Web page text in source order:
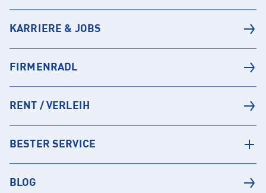
KARRIERE & JOBS
FIRMENRADL
RENT / VERLEIH
BESTER SERVICE
BLOG